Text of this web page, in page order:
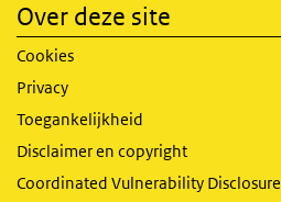
Over deze site
Cookies
Privacy
Toegankelijkheid
Disclaimer en copyright
Coordinated Vulnerability Disclosure